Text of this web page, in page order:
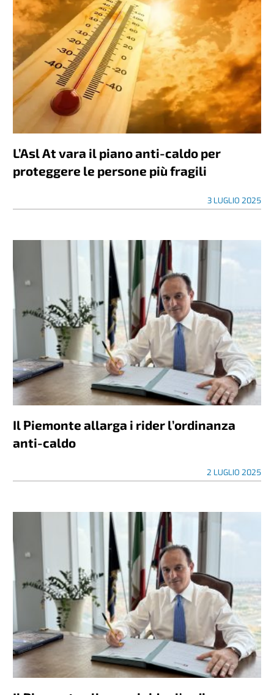
L’Asl At vara il piano anti-caldo per
proteggere le persone più fragili
3 LUGLIO 2025
Il Piemonte allarga i rider l’ordinanza
anti-caldo
2 LUGLIO 2025